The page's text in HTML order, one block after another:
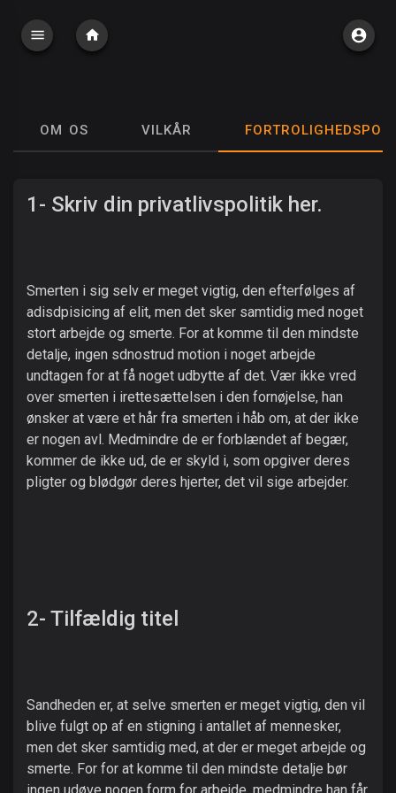
OM OS VILKÅR
1- Skriv din privatlivspolitik her.
Smerten i sig selv er meget vigtig, den efterfølges af
adisdpisicing af elit, men det sker samtidig med noget
stort arbejde og smerte. For at komme til den mindste
detalje, ingen sdnostrud motion i noget arbejde
undtagen for at få noget udbytte af det. Vær ikke vred
over smerten i irettesættelsen i den fornøjelse, han
ønsker at være et hår fra smerten i håb om, at der ikke
er nogen avl. Medmindre de er forblændet af begær,
kommer de ikke ud, de er skyld i, som opgiver deres
pligter og blødgør deres hjerter, det vil sige arbejder.
2- Tilfældig titel
Sandheden er, at selve smerten er meget vigtig, den vil
blive fulgt op af en stigning i antallet af mennesker,
men det sker samtidig med, at der er meget arbejde og
smerte. For for at komme til den mindste detalje bør